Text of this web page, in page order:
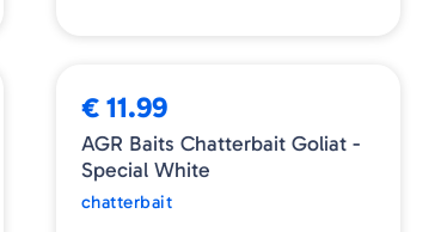
€ 11.99
AGR Baits Chatterbait Goliat -
Special White
chatterbait